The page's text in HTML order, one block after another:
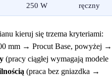
250 W ręczny
kieruj się trzema kryteriami:
mm → Procut Base, powyżej →
(pracy ciągłej wymagają modele
(praca bez gniazdka →